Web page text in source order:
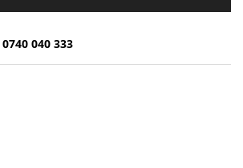
0740 040 333